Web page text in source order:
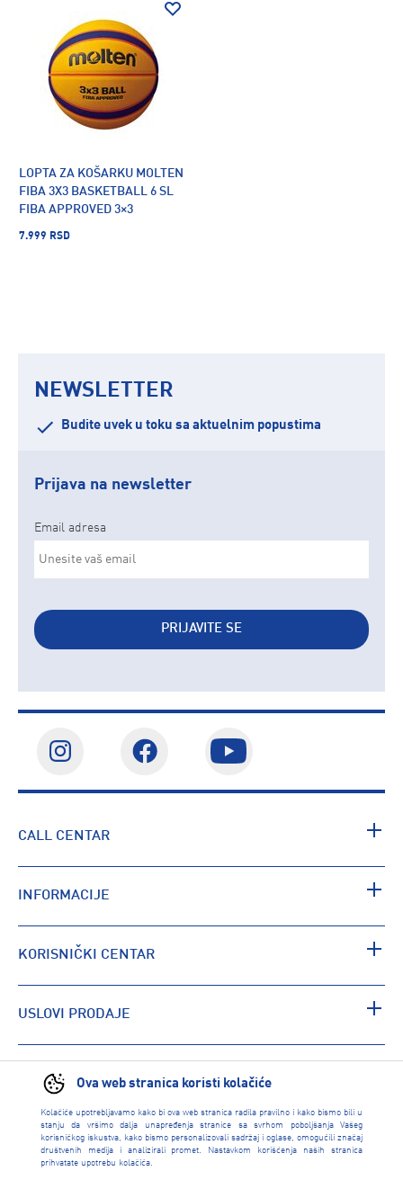
Ova web stranica koristi kolačiće
Kolačiće upotrebljavamo kako bi ova web stranica radila pravilno i kako bismo bili u
stanju da vršimo dalja unapređenja stranice sa svrhom poboljšanja Vašeg
korisničkog iskustva, kako bismo personalizovali sadržaj i oglase, omogućili značaj
društvenih medija i analizirali promet. Nastavkom korišćenja naših stranica
prihvatate upotrebu kolačića.
LOPTA ZA KOŠARKU MOLTEN
FIBA 3X3 BASKETBALL 6 SL
FIBA APPROVED 3×3
7.999 RSD
NEWSLETTER
Budite uvek u toku sa aktuelnim popustima
Prijava na newsletter
Email adresa
PRIJAVITE SE
CALL CENTAR
INFORMACIJE
KORISNIČKI CENTAR
USLOVI PRODAJE
PRONAĐI RADNJU